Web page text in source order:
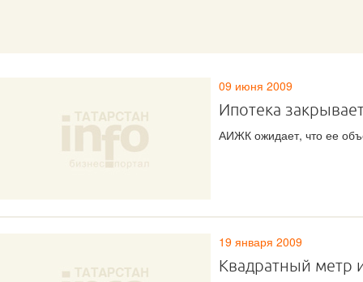
09 июня 2009
Ипотека
АИЖК ожидает, что ее
19 января 2009
Квадратный метр